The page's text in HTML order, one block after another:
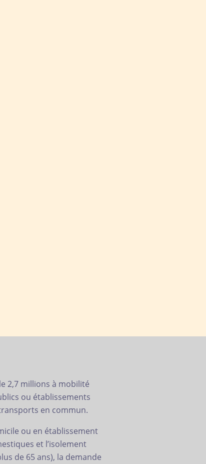
2,7 millions à mobilité
ou établissements
en commun.
ou en établissement
et l’isolement
de 65 ans), la demande